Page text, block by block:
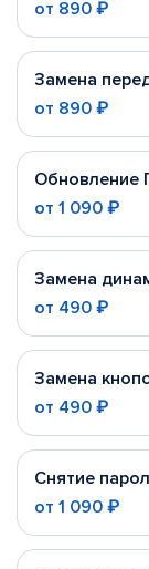
от 890 ₽
Замена
от 890 ₽
Обновление
от 1 090 ₽
Замена
от 490 ₽
Замена
от 490 ₽
Снятие
от 1 090 ₽